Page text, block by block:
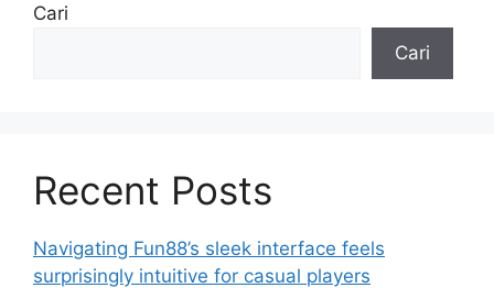
Cari
Cari
Recent Posts
Navigating Fun88’s sleek interface feels
surprisingly intuitive for casual players